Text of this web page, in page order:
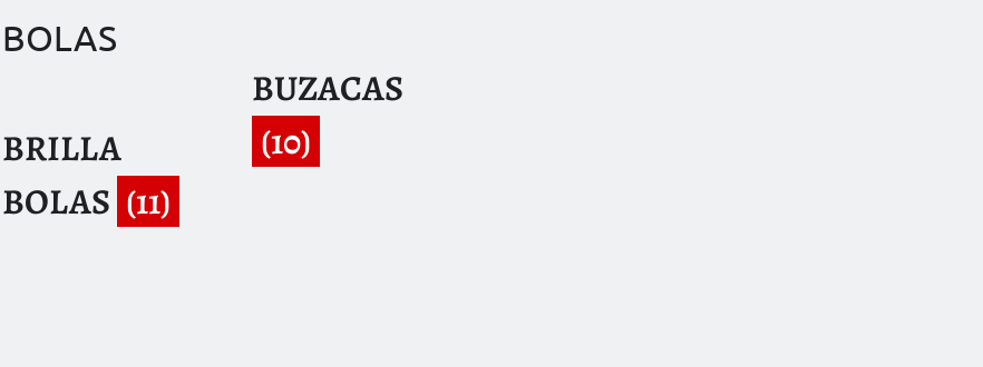
BRILLA
BOLAS (11)
BUZACAS
(10)